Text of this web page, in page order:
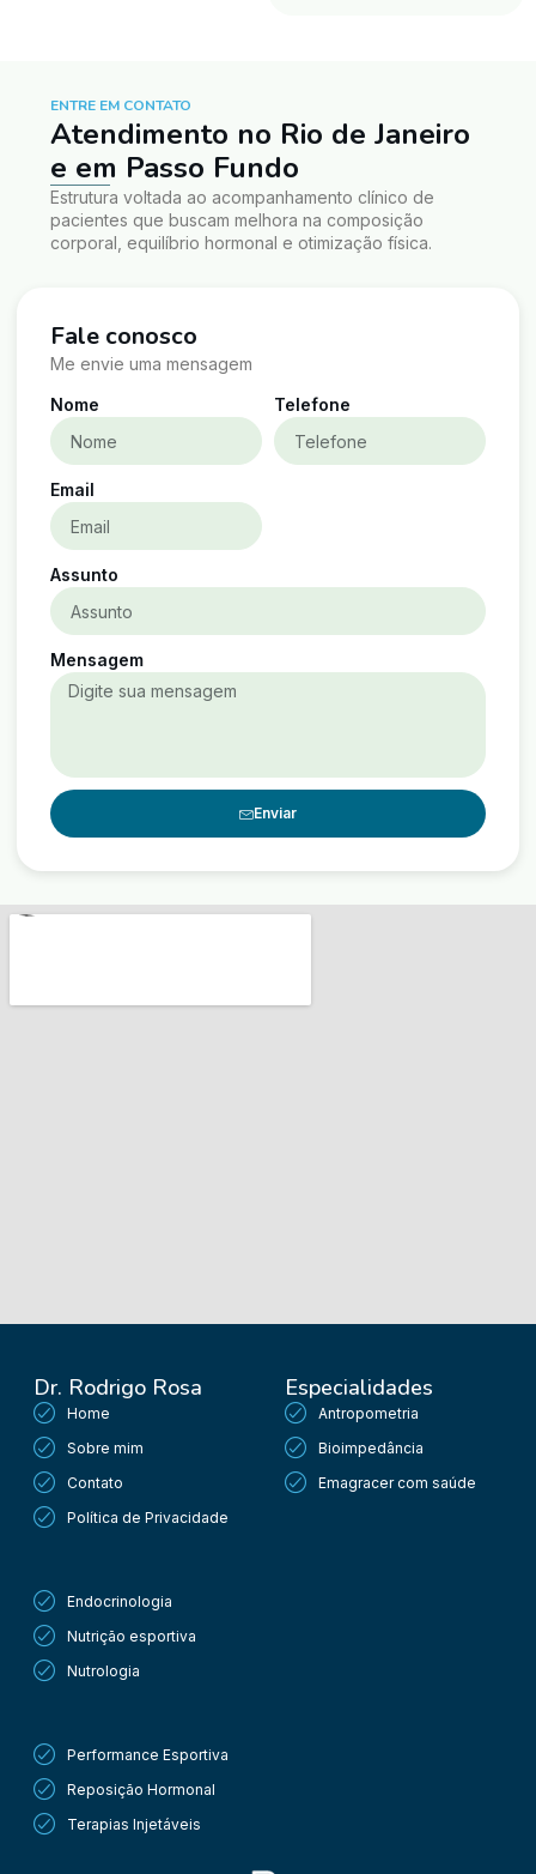
Fale conosco
Me envie uma mensagem
Nome Telefone
Email
Assunto
Mensagem
Enviar
ENTRE EM CONTATO
Atendimento no Rio de Janeiro
e em Passo Fundo
Estrutura voltada ao acompanhamento clínico de
pacientes que buscam melhora na composição
corporal, equilíbrio hormonal e otimização física.
Dr. Rodrigo Rosa
Home
Sobre mim
Contato
Política de Privacidade
Especialidades
Antropometria
Bioimpedância
Emagracer com saúde
Endocrinologia
Nutrição esportiva
Nutrologia
Performance Esportiva
Reposição Hormonal
Terapias Injetáveis